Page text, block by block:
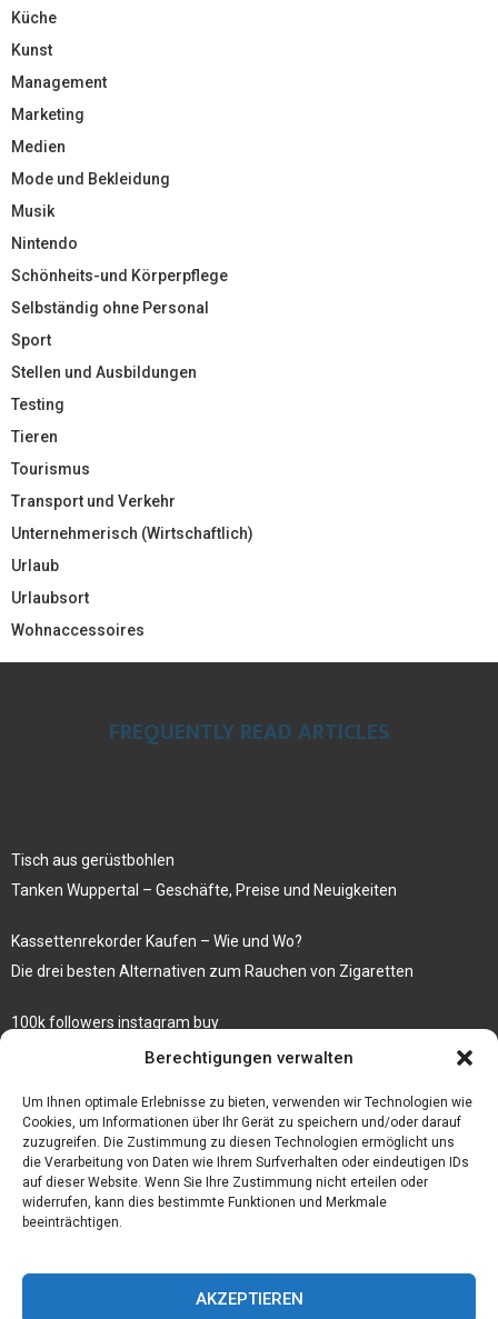
Berechtigungen verwalten
Um Ihnen optimale Erlebnisse zu bieten, verwenden wir Technologien wie
Cookies, um Informationen über Ihr Gerät zu speichern und/oder darauf
zuzugreifen. Die Zustimmung zu diesen Technologien ermöglicht uns
die Verarbeitung von Daten wie Ihrem Surfverhalten oder eindeutigen IDs
auf dieser Website. Wenn Sie Ihre Zustimmung nicht erteilen oder
widerrufen, kann dies bestimmte Funktionen und Merkmale
beeinträchtigen.
AKZEPTIEREN
Küche
Kunst
Management
Marketing
Medien
Mode und Bekleidung
Musik
Nintendo
Schönheits-und Körperpflege
Selbständig ohne Personal
Sport
Stellen und Ausbildungen
Testing
Tieren
Tourismus
Transport und Verkehr
Unternehmerisch (Wirtschaftlich)
Urlaub
Urlaubsort
Wohnaccessoires
FREQUENTLY READ ARTICLES
Tisch aus gerüstbohlen
Tanken Wuppertal – Geschäfte, Preise und Neuigkeiten
Kassettenrekorder Kaufen – Wie und Wo?
Die drei besten Alternativen zum Rauchen von Zigaretten
100k followers instagram buy
Rezepte für gekochte Süßkartoffeln
Gönnen Sie sich bedruckte Fliesen mit einem eigenen Bild